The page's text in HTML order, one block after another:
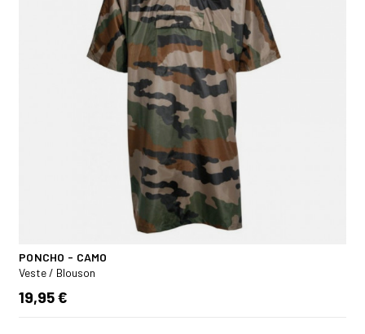
PONCHO - CAMO
Veste / Blouson
19,95 €